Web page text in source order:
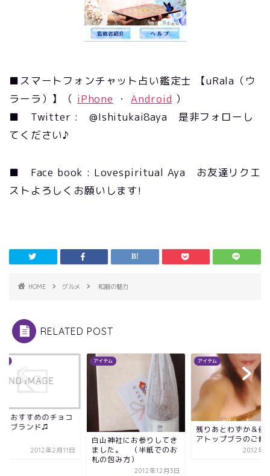
■スマートフォンチャット占い鑑定士 【uRala（ウ
ラーラ）】（ iPhone ・Android ）
■ Twitter : @Ishitukai8aya 是非フォローし
てください♪
■ Face book : Lovespiritual Aya お友達リクエ
ストよろしくお願いします!
HOME グルメ 和服の魅力
RELATED POST
におすすめのチョコ
トブランド♫
2012年2月11日
アイテム
白山神社にお参りしてき
ました。 （半紙でのお
札の包み方）
2012年12月3日
アイテム
残りあとわずか＆優
アトップブラのご紹
2012年8